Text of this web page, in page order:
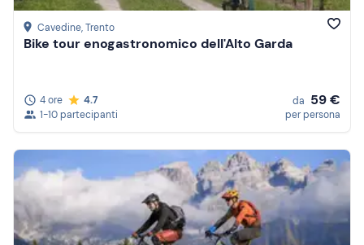
Cavedine, Trento
Bike tour enogastronomico dell'Alto Garda
4 ore
4.7
1-10 partecipanti
da 59 €
per persona